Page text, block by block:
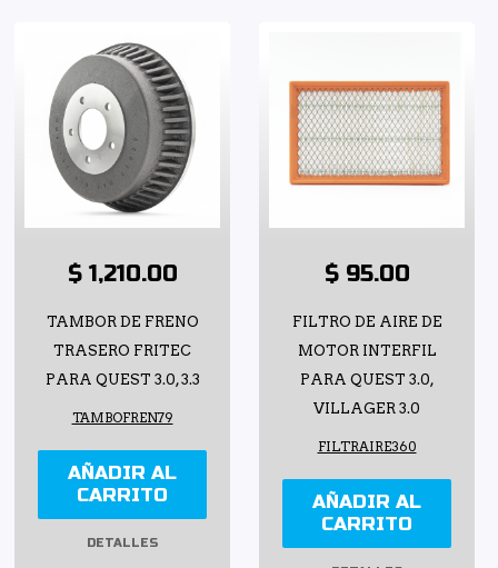
$ 1,210.00
TAMBOR DE FRENO
TRASERO FRITEC
PARA QUEST 3.0, 3.3
TAMBOFREN79
AÑADIR AL
CARRITO
DETALLES
$ 95.00
FILTRO DE AIRE DE
MOTOR INTERFIL
PARA QUEST 3.0,
VILLAGER 3.0
FILTRAIRE360
AÑADIR AL
CARRITO